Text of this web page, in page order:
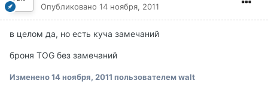
Опубликовано 14 ноября, 2011
в целом да, но есть куча замечаний
броня TOG без замечаний
Изменено14 ноября, 2011 пользователем walt